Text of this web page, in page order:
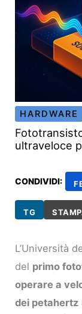
HARDWARE
ultraveloce
CONDIVIDI:
TG
L’Università
del primo
operare a
dei petahertz